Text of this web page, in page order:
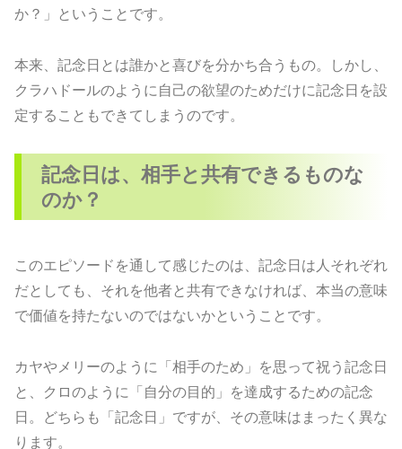
か？」ということです。
本来、記念日とは誰かと喜びを分かち合うもの。しかし、
クラハドールのように自己の欲望のためだけに記念日を設
定することもできてしまうのです。
記念日は、相手と共有できるものな
のか？
このエピソードを通して感じたのは、記念日は人それぞれ
だとしても、それを他者と共有できなければ、本当の意味
で価値を持たないのではないかということです。
カヤやメリーのように「相手のため」を思って祝う記念日
と、クロのように「自分の目的」を達成するための記念
日。どちらも「記念日」ですが、その意味はまったく異な
ります。